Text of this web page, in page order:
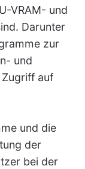
VRAM- und
Darunter
zur
und
auf
und die
der
bei der